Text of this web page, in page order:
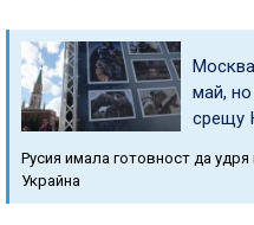
май,
срещу
Русия имала готовност да
Украйна